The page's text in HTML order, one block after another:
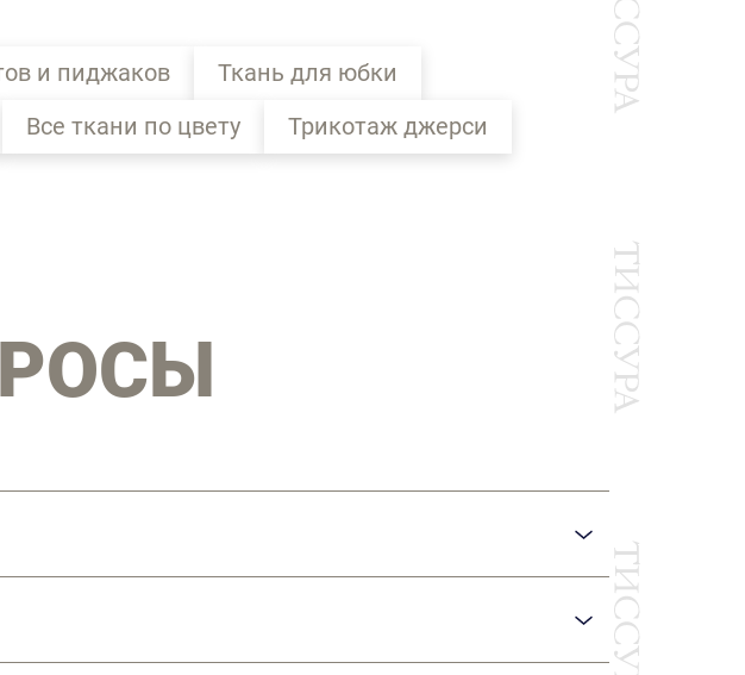
и пиджаков
Ткань для юбки
Все ткани по цвету
Трикотаж джерси
«трикотажная ткань».